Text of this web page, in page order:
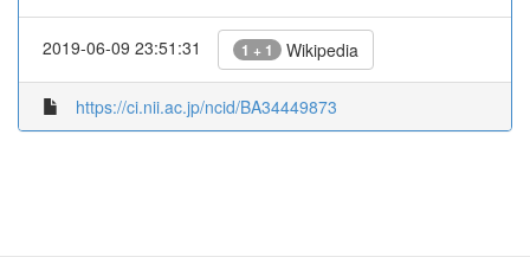
2019-06-09 23:51:31 1 + 1 Wikipedia
https://ci.nii.ac.jp/ncid/BA34449873